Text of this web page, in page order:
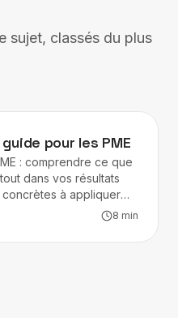
sujet, classés du plus
pour les PME
: comprendre ce que
dans vos résultats
à appliquer
8 min